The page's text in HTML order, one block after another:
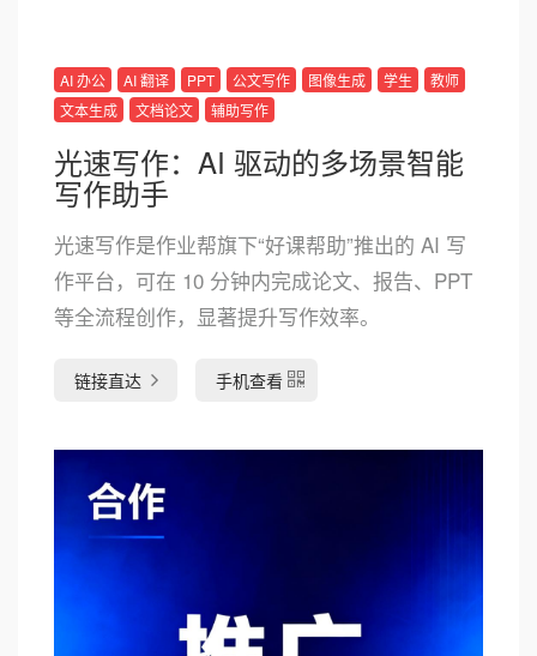
AI 办公 AI 翻译 PPT 公文写作 图像生成 学生
教师
文本生成
文档论文 辅助写作
光速写作：AI 驱动的多场景智能
写作助手
光速写作是作业帮旗下“好课帮助”推出的 AI 写
作平台，可在 10 分钟内完成论文、报告、PPT
等全流程创作，显著提升写作效率。
链接直达 手机查看